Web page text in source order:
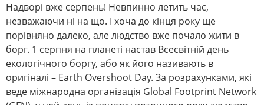
Надворі вже серпень! Невпинно летить час,
незважаючи ні на що. І хоча до кінця року ще
порівняно далеко, але людство вже почало жити в
борг. 1 серпня на планеті настав Всесвітній день
екологічного боргу, або як його називають в
оригіналі – Earth Overshoot Day. За розрахунками, які
веде міжнародна організація Global Footprint Network